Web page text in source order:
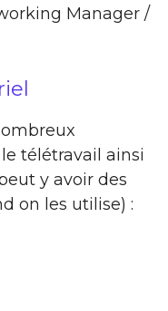
Manager /
télétravail ainsi
y avoir des
on les utilise) :